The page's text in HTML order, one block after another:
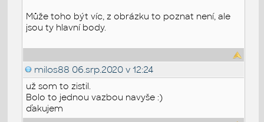
Může toho být víc, z obrázku to poznat není, ale
jsou ty hlavní body.
milos88 06.srp.2020 v 12:24
už som to zistil.
Bolo to jednou vazbou navyše :)
ďakujem